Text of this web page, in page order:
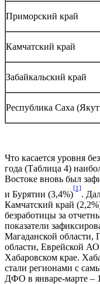
Приморский край
Камчатский край
Забайкальский край
Республика Саха
Что касается уровня
года (Таблица 4)
Востоке вновь был
и Бурятии (3,4%)
[1]
.
Камчатский край
безработицы за
показатели
Магаданской области,
области, Еврейской
Хабаровском крае.
стали регионами с
ДФО в январе-марте –